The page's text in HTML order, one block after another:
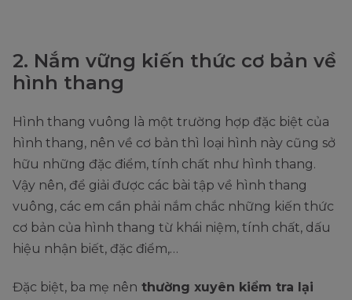
2. Nắm vững kiến thức cơ bản về
hình thang
Hình thang vuông là một trường hợp đặc biệt của
hình thang, nên về cơ bản thì loại hình này cũng sở
hữu những đặc điểm, tính chất như hình thang.
Vậy nên, để giải được các bài tập về hình thang
vuông, các em cần phải nắm chắc những kiến thức
cơ bản của hình thang từ khái niệm, tính chất, dấu
hiệu nhận biết, đặc điểm,…
Đặc biệt, ba mẹ nên thường xuyên kiểm tra lại